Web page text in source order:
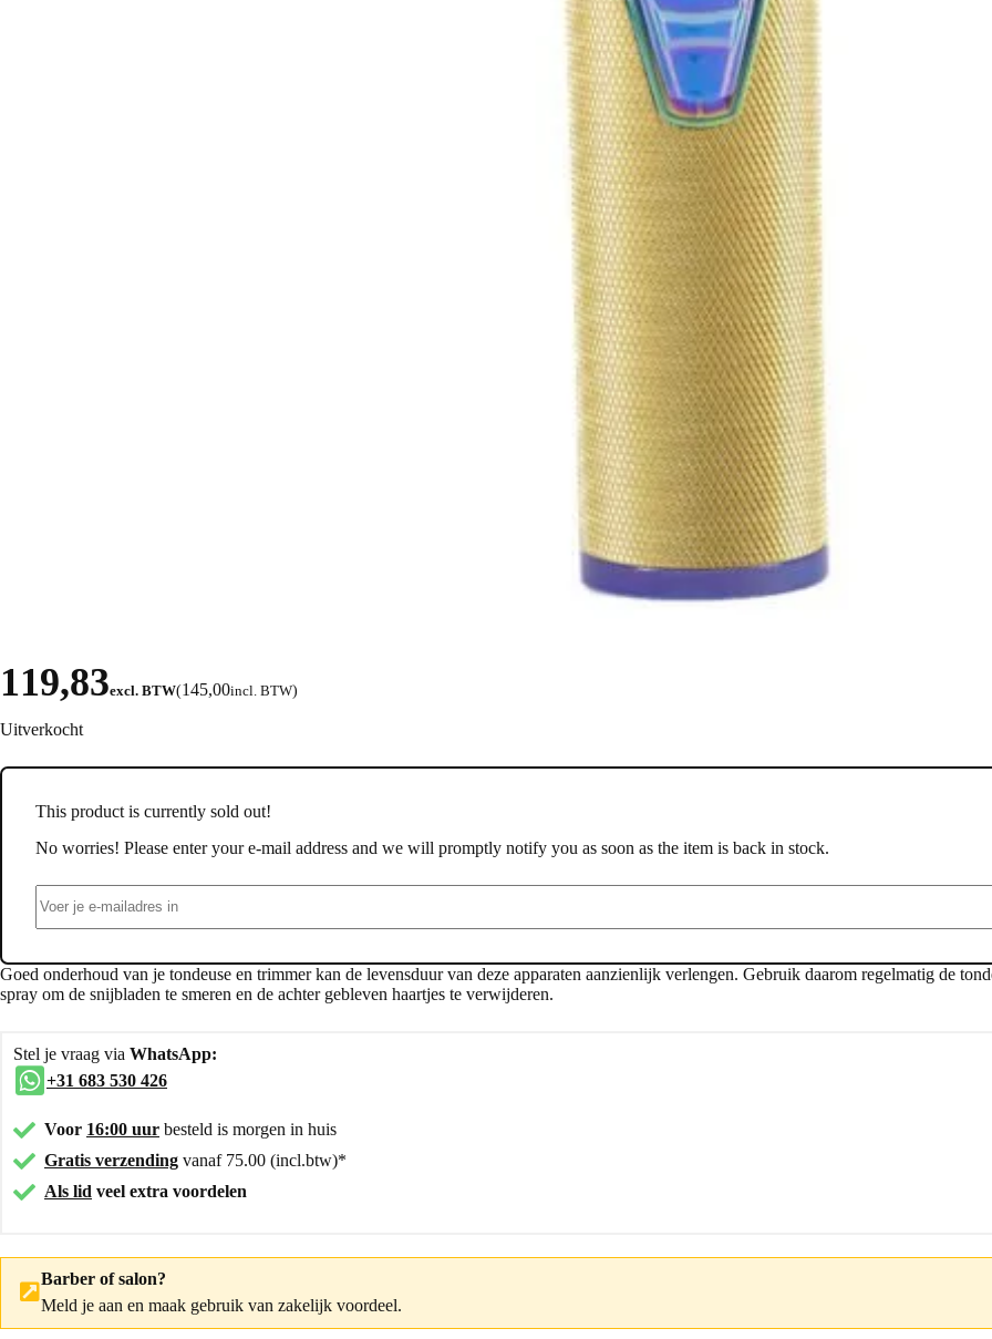
119,83excl. BTW(145,00incl. BTW)
Uitverkocht
This product is currently sold out!
No worries! Please enter your e-mail address and we will promptly notify you as soon as the item is back in stock.
Goed onderhoud van je tondeuse en trimmer kan de levensduur van deze apparaten aanzienlijk verlengen. Gebruik daarom regelmatig de
spray om de snijbladen te smeren en de achter gebleven haartjes te verwijderen.
Stel je vraag via WhatsApp:
+31 683 530 426
Voor 16:00 uur besteld is morgen in huis
Gratis verzending vanaf 75.00 (incl.btw)*
Als lid veel extra voordelen
Barber of salon?
Meld je aan en maak gebruik van zakelijk voordeel.